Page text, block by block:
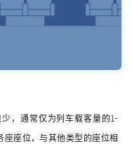
，通常仅为列车载客量的1-
座位，与其他类型的座位相